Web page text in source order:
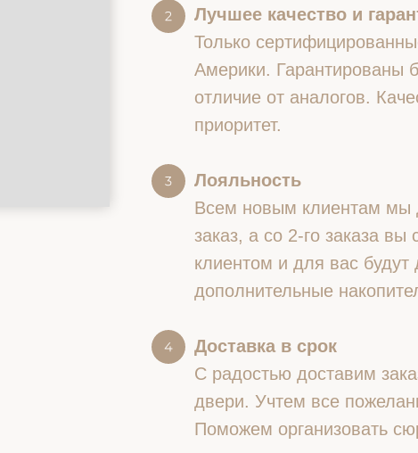
Лучшее качество и
Только
Америки. Гарантированы
отличие от аналогов.
приоритет.
Лояльность
Всем новым клиентам мы
заказ, а со 2-го заказа вы
клиентом и для вас будут
дополнительные
Доставка в срок
С радостью доставим
двери. Учтем все
Поможем организовать